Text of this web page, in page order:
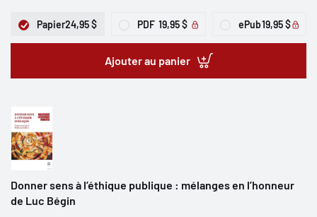
Papier24,95 $ PDF 19,95 $ ePub19,95 $
Ajouter au panier
Donner sens à l’éthique publique : mélanges en l’honneur
de Luc Bégin